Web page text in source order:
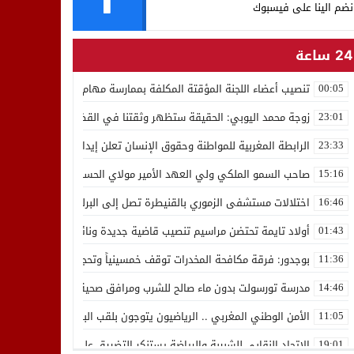
الينا على فيسبوك
24 ساعة
00:05 تنصيب أعضاء اللجنة المؤقتة المكلفة بممارسة مهام المجلس الوطني
23:01 زوجة محمد اليوبي: الحقيقة ستظهر وثقتنا في القضاء ثابتة
23:33 الرابطة المغربية للمواطنة وحقوق الإنسان تعلن إيداع رئيسها
15:16 صاحب السمو الملكي ولي العهد الأمير مولاي الحسن يدشن “برج
16:46 اختلالات مستشفى الزموري بالقنيطرة تصل إلى البرلمان واستقالة
01:43 أولاد تايمة تحتضن مراسيم تنصيب قاضية جديدة ونائب لوكيل الملك
11:36 بوجدور: فرقة مكافحة المخدرات توقف خمسينياً وتحجز 10 كيلوغرامات من الشيرا
14:46 مدرسة تورسولت بدون ماء صالح للشرب ومرافق صحية في وضعية
11:05 الأمن الوطني المغربي .. الرياضيون يتوجون بلقب البطولة العربية
19:01 الاتحاد النقابي للشبيبة والرياضة يستنكر التضييق على الموظفين